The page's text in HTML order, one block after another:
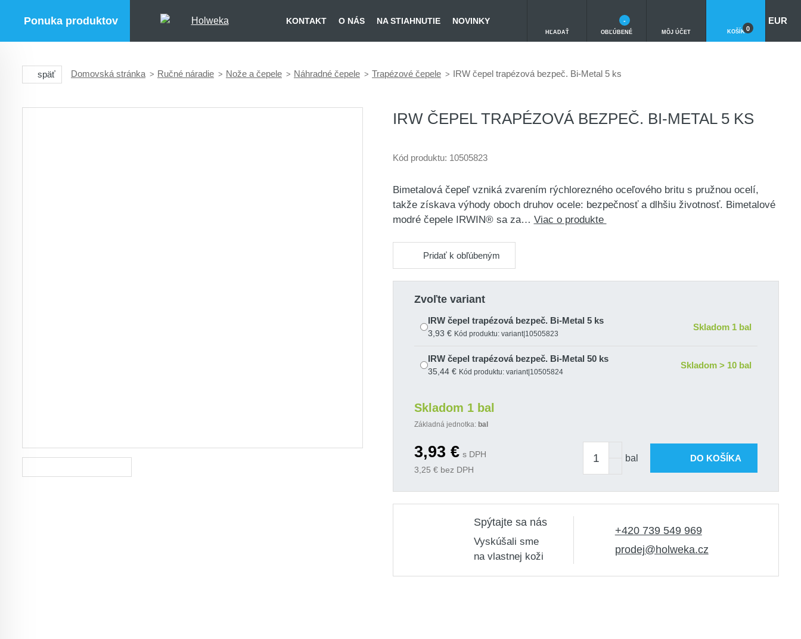
Ponuka produktov KONTAKT O NÁS NA STIAHNUTIE NOVINKY
HĽADAŤ OBĽÚBENÉ
-
MÔJ ÚČET KOŠÍK 0
EUR
späť Domovská stránka Ručné náradie Nože a čepele Náhradné čepele Trapézové čepele IRW čepel trapézová bezpeč. Bi-Metal 5 ks
IRW ČEPEL TRAPÉZOVÁ BEZPEČ. BI-METAL 5 KS
Kód produktu: 10505823
Bimetalová čepeľ vzniká zvarením rýchlorezného oceľového britu s pružnou ocelí,
takže získava výhody oboch druhov ocele: bezpečnosť a dlhšiu životnosť. Bimetalové
modré čepele IRWIN® sa za… Viac o produkte
Pridať k obľúbeným
Zvoľte variant
IRW čepel trapézová bezpeč. Bi-Metal 5 ks
3,93 € Kód produktu: variant|10505823
Skladom 1 bal
IRW čepel trapézová bezpeč. Bi-Metal 50 ks
35,44 € Kód produktu: variant|10505824
Skladom > 10 bal
Skladom 1 bal
Základná jednotka: bal
3,93 € s DPH
3,25 € bez DPH
bal DO KOŠÍKA
Spýtajte sa nás
Vyskúšali sme
na vlastnej koži
+420 739 549 969
prodej@holweka.cz